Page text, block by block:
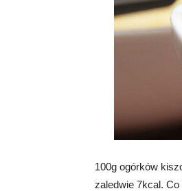
100g ogórków
zaledwie 7kcal.